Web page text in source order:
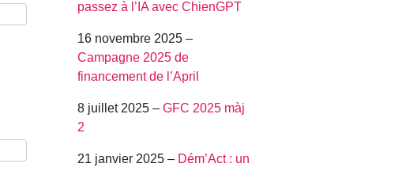
passez à l’IA avec ChienGPT
16 novembre 2025 –
Campagne 2025 de
financement de l’April
8 juillet 2025 –GFC 2025 màj
2
21 janvier 2025 – Dém’Act : un